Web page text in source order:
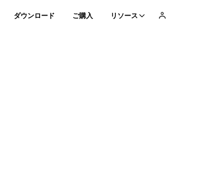
ダウンロード ご購入 リソース